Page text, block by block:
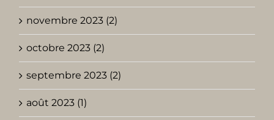
novembre 2023 (2)
octobre 2023 (2)
septembre 2023 (2)
août 2023 (1)